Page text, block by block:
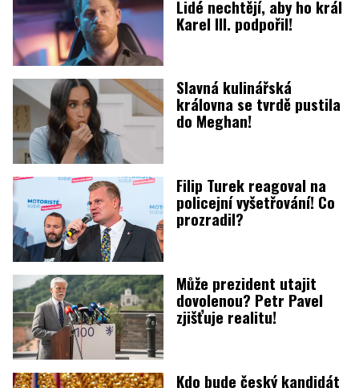
Lidé nechtějí, aby ho král
Karel III. podpořil!
Slavná kulinářská
královna se tvrdě pustila
do Meghan!
Filip Turek reagoval na
policejní vyšetřování! Co
prozradil?
Může prezident utajit
dovolenou? Petr Pavel
zjišťuje realitu!
Kdo bude český kandidát